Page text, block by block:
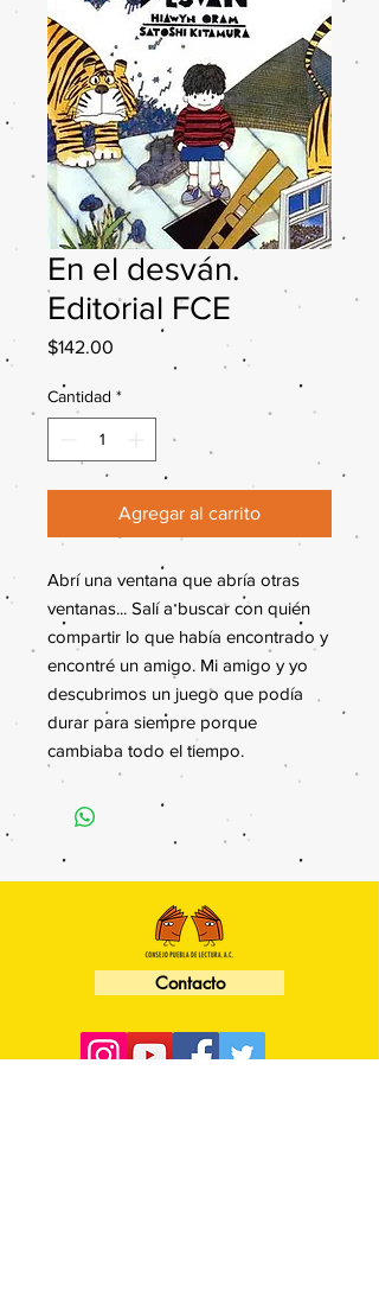
En el desván.
Editorial FCE
$142.00
Cantidad *
Agregar al carrito
Abrí una ventana que abría otras
ventanas... Salí a buscar con quién
compartir lo que había encontrado y
encontré un amigo. Mi amigo y yo
descubrimos un juego que podía
durar para siempre porque
cambiaba todo el tiempo.
Contacto